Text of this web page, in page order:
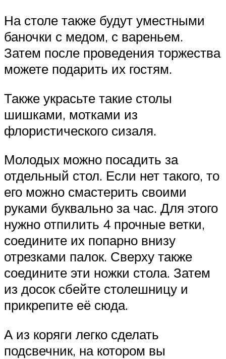
На столе также будут уместными
баночки с медом, с вареньем.
Затем после проведения торжества
можете подарить их гостям.
Также украсьте такие столы
шишками, мотками из
флористического сизаля.
Молодых можно посадить за
отдельный стол. Если нет такого, то
его можно смастерить своими
руками буквально за час. Для этого
нужно отпилить 4 прочные ветки,
соедините их попарно внизу
отрезками палок. Сверху также
соедините эти ножки стола. Затем
из досок сбейте столешницу и
прикрепите её сюда.
А из коряги легко сделать
подсвечник, на котором вы